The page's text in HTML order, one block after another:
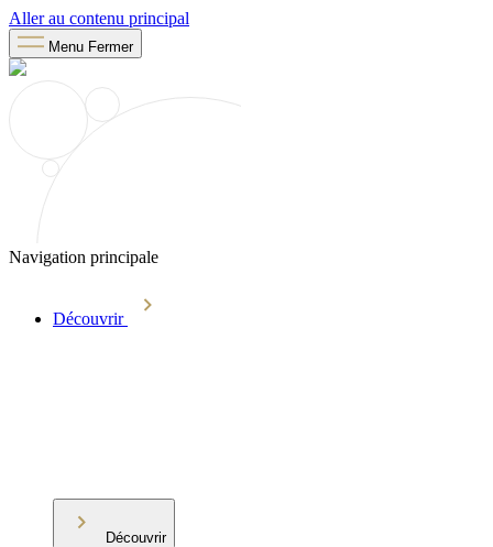
Aller au contenu principal
Menu Fermer
Navigation principale
Découvrir
Découvrir